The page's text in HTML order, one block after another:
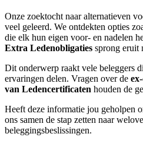
Onze zoektocht naar alternatieven
veel geleerd. We ontdekten opties
die elk hun eigen voor- en nadelen
Extra Ledenobligaties sprong eruit
Dit onderwerp raakt vele beleggers
ervaringen delen. Vragen over de
van Ledencertificaten houden de
Heeft deze informatie jou geholpen
ons samen de stap zetten naar
beleggingsbeslissingen.